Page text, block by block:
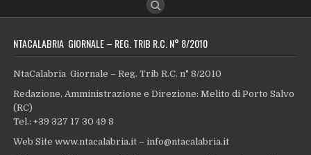
NTACALABRIA GIORNALE – REG. TRIB R.C. N° 8/2010
NtaCalabria Giornale – Reg. Trib R.C. n° 8/2010
Redazione, Amministrazione e Direzione: Melito di Porto Salvo
(RC)
Tel.: +39 327 17 30 49 8
Web Site www.ntacalabria.it – info@ntacalabria.it